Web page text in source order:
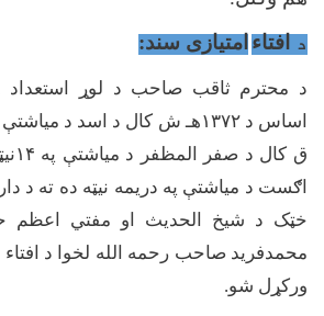
د
افتاء امتیازی سند:
د محترم ثاقب صاحب د لوړ استعداد
اساس د۱۳۷۲هـ ش کال د اسد د میاشتې
ق کال د صفر المظفر د میاشتې په ۱۴
اګست د میاشتې په دریمه نیټه ده ته د
خټک د شیخ الحدیث او مفتي اعظم
محمدفرید صاحب رحمه الله لخوا د افتاء
ورکړل شو.